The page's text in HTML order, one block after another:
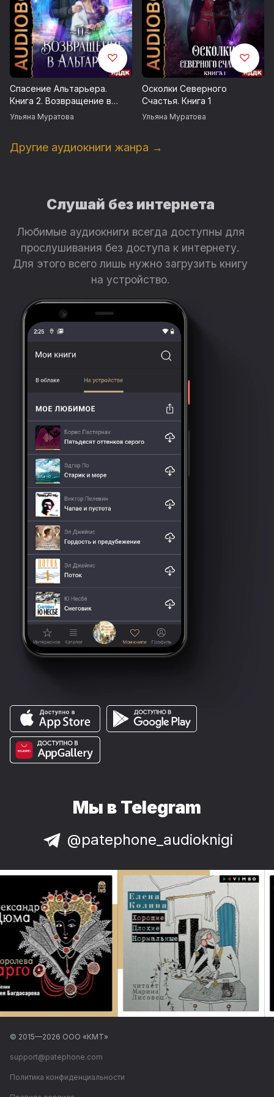
Запись 2025 г.
© Муратова Ульяна
© ИДДК
Спасение Альтарьера.
Книга 2. Возвращение в
Альтарьер
Ульяна Муратова
Осколки Северного
Счастья. Книга 1
Ульяна Муратова
Другие аудиокниги жанра →
Слушай без интернета
Любимые аудиокниги всегда доступны для
прослушивания без доступа к интернету.
Для этого всего лишь нужно загрузить книгу
на устройство.
Мы в Telegram
@patephone_audioknigi
© 2015—2026 ООО «КМТ»
support@patephone.com
Политика конфиденциальности